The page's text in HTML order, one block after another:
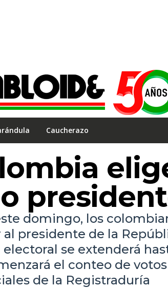
Caucherazo
domingo, los
presidente de la
se extenderá
el conteo de votos
de la Registraduría